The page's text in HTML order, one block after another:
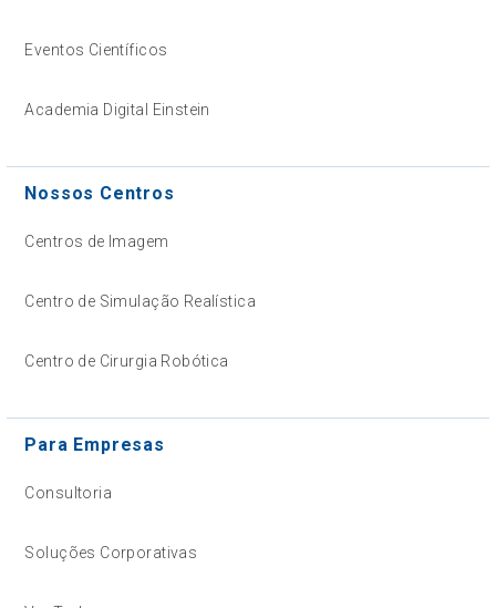
Eventos Científicos
Academia Digital Einstein
Nossos Centros
Centros de Imagem
Centro de Simulação Realística
Centro de Cirurgia Robótica
Para Empresas
Consultoria
Soluções Corporativas